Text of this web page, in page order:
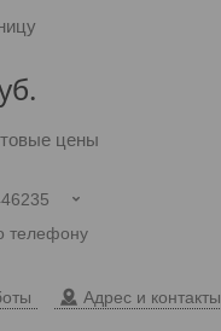
цены
телефону
Адрес и контакты